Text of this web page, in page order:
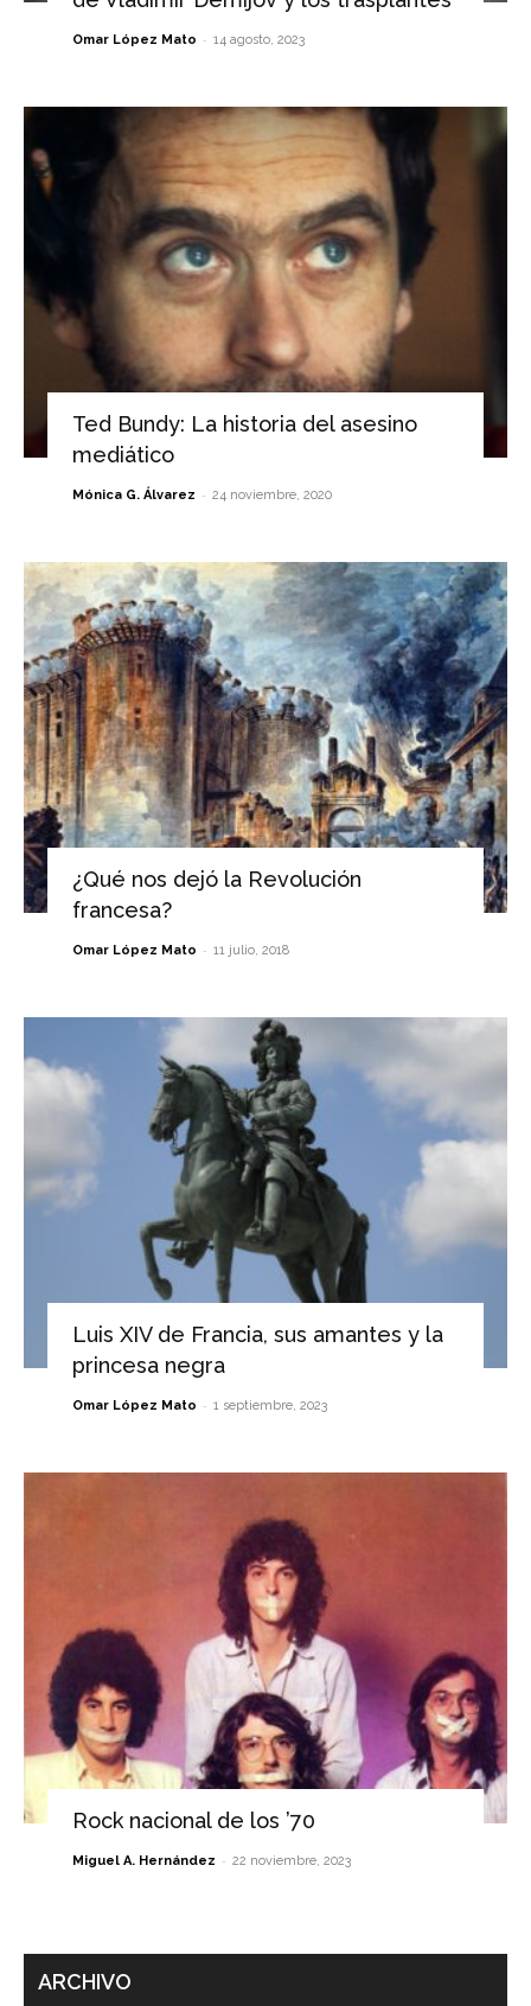
Omar López Mato - 14 agosto, 2023
Ted Bundy: La historia del asesino
mediático
Mónica G. Álvarez - 24 noviembre, 2020
¿Qué nos dejó la Revolución
francesa?
Omar López Mato - 11 julio, 2018
Luis XIV de Francia, sus amantes y la
princesa negra
Omar López Mato - 1 septiembre, 2023
Rock nacional de los ’70
Miguel A. Hernández - 22 noviembre, 2023
ARCHIVO